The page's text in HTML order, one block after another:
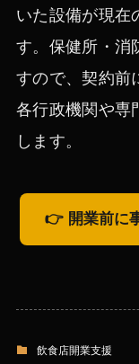
いた設備が現在
す。保健所・消
すので、契約前
各行政機関や専
します。
👉 開業前に
飲食店開業支援